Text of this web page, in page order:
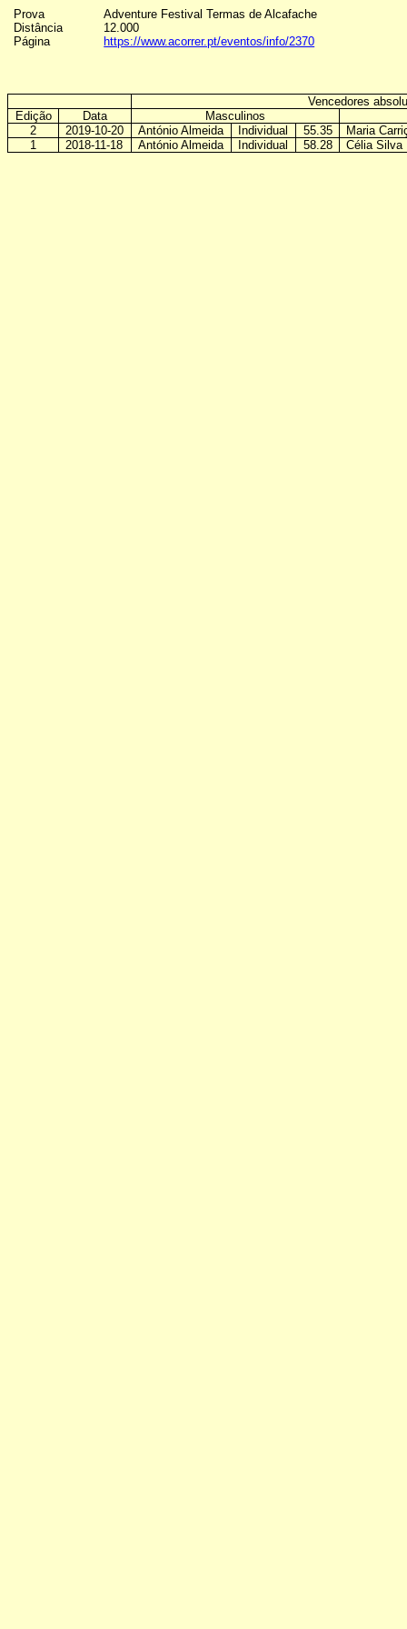
Prova Adventure Festival Termas de Alcafache
Distância
12.000
Página
https://www.acorrer.pt/eventos/info/2370
Vencedores
Edição
Data
Masculinos
2
2019-10-20 António Almeida Individual 55.35
Maria
1
2018-11-18 António Almeida Individual 58.28 Célia Silva